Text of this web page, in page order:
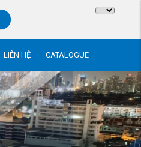
LIÊN HỆ CATALOGUE